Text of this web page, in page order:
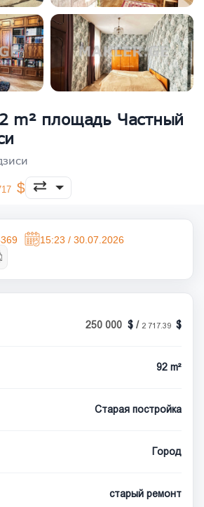
m² площадь Частный
15:23 / 30.07.2026
250 000 / 2 717.39
92 m²
Старая постройка
Город
старый ремонт